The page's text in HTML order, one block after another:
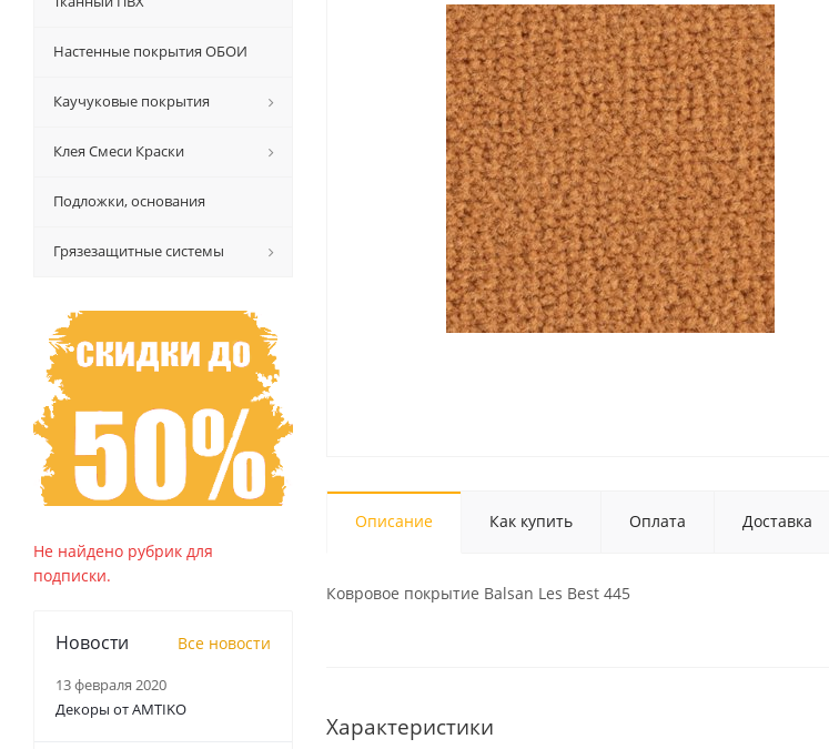
Описание Как купить Оплата Доставка
Ковровое покрытие Balsan Les Best 445
Характеристики
Настенные покрытия ОБОИ
Каучуковые покрытия
Клея Смеси Краски
Подложки, основания
Грязезащитные системы
Не найдено рубрик для
подписки.
Новости Все новости
13 февраля 2020
Декоры от AMTIKO